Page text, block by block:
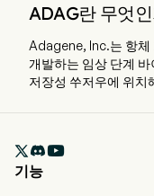
ADAG란 무엇
Adagene, Inc.는 항체
개발하는 임상 단계
저장성 쑤저우에 위치
으로는 ADG106이 있
킨 림프종(NHL) 치료

기능